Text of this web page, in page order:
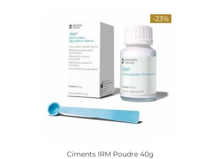
-23%
Ciments IRM Poudre 40g